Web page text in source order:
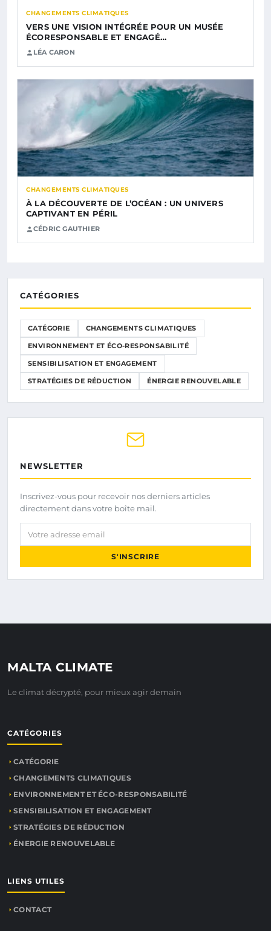
CHANGEMENTS CLIMATIQUES
VERS UNE VISION INTÉGRÉE POUR UN MUSÉE
ÉCORESPONSABLE ET ENGAGÉ…
LÉA CARON
CHANGEMENTS CLIMATIQUES
À LA DÉCOUVERTE DE L’OCÉAN : UN UNIVERS
CAPTIVANT EN PÉRIL
CÉDRIC GAUTHIER
CATÉGORIES
CATÉGORIE CHANGEMENTS CLIMATIQUES
ENVIRONNEMENT ET ÉCO-RESPONSABILITÉ
SENSIBILISATION ET ENGAGEMENT
STRATÉGIES DE RÉDUCTION ÉNERGIE RENOUVELABLE
NEWSLETTER
Inscrivez-vous pour recevoir nos derniers articles
directement dans votre boîte mail.
Votre adresse email
S'INSCRIRE
MALTA CLIMATE
Le climat décrypté, pour mieux agir demain
CATÉGORIES
CATÉGORIE
CHANGEMENTS CLIMATIQUES
ENVIRONNEMENT ET ÉCO-RESPONSABILITÉ
SENSIBILISATION ET ENGAGEMENT
STRATÉGIES DE RÉDUCTION
ÉNERGIE RENOUVELABLE
LIENS UTILES
CONTACT